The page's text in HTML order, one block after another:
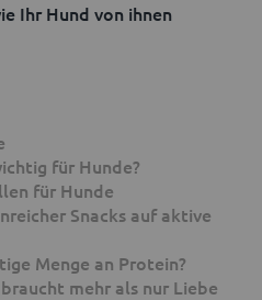
Ihr Hund von ihnen
für Hunde?
für Hunde
Snacks auf aktive
Menge an Protein?
mehr als nur Liebe